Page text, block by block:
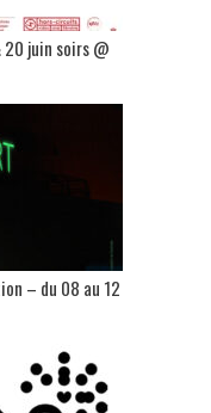
juin soirs @
– du 08 au 12